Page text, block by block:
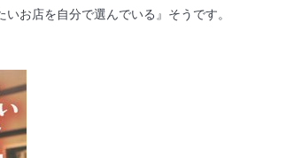
いお店を自分で選んでいる』そうです。